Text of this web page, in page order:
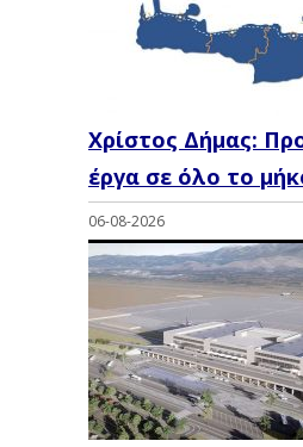
Χρίστος Δήμας:
έργα σε όλο το
06-08-2026